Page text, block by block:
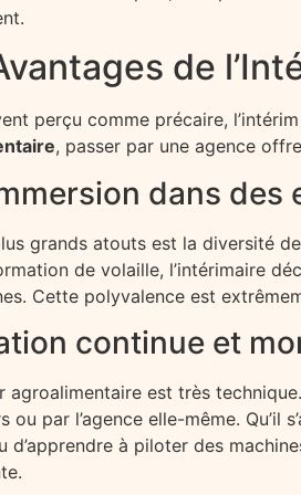
de
perçu comme précaire,
, passer par une agence
dans des
grands atouts est la diversité
de volaille, l’intérimaire
Cette polyvalence est
continue et
agroalimentaire est très
ou par l’agence elle-même. Qu’il
d’apprendre à piloter des